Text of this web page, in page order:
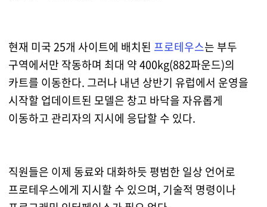
현재 미국 25개 사이트에 배치된 프로테우스는 부두
구역에서만 작동하며 최대 약 400kg(882파운드)의
카트를 이동한다. 그러나 내년 상반기 유럽에서 운영을
시작할 업데이트된 모델은 창고 바닥을 자유롭게
이동하고 관리자의 지시에 응답할 수 있다.
직원들은 이제 동료와 대화하듯 평범한 일상 언어로
프로테우스에게 지시할 수 있으며, 기술적 명령이나